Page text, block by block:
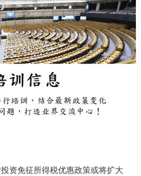
资免征所得税优惠政策或将扩大